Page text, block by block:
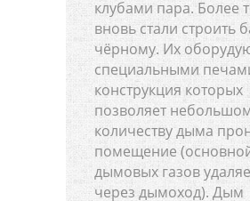
клубами пара. Более
вновь стали строить
чёрному. Их
специальными
конструкция которых
позволяет
количеству дыма
помещение
дымовых газов
через дымоход). Дым